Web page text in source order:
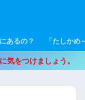
あるの？ 「たしかめ
気をつけましょう。